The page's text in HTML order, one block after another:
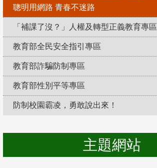
聰明用網路 青春不迷路
「補課了沒？」人權及轉型正義教育專區
教育部全民安全指引專區
教育部詐騙防制專區
教育部性別平等專區
防制校園霸凌，勇敢說出來！
主題網站